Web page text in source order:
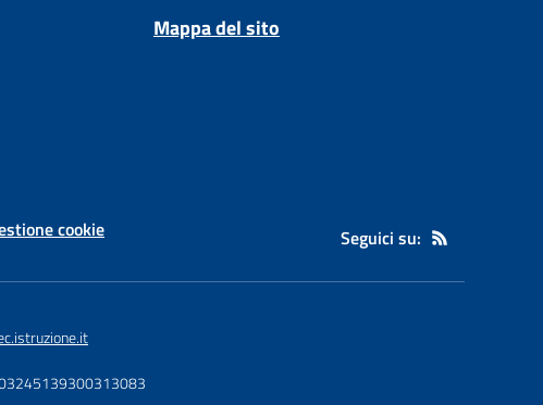
Mappa del sito
cookie Seguici su: